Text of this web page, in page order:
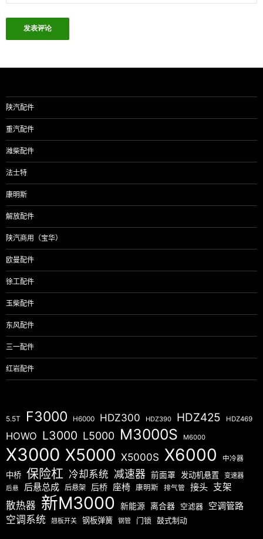
陕汽配件
重汽配件
潍柴配件
法士特
康明斯
解放配件
陕汽商用（宝华）
欧曼配件
徐工配件
玉柴配件
东风配件
三一配件
红岩配件
5.5T F3000 H6000 HDZ300 HDZ390 HDZ425 HDZ469
HOWO L3000 L5000 M3000S M6000
X3000 X5000 X5000S X6000 中冷器
中桥 保险杠 冷却系统 减速器 前面罩 发动机悬置 变速器
后悬 后悬总成 后悬架 后桥 座椅 康明斯 排气管 接头 支架
散热器 新M3000 新能源 离合器 空滤器 空调管路
空调系统 翘板开关 钢板弹簧 钢管 门锁 鼓式制动